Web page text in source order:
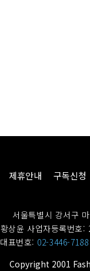
제휴안내 구독신청
서울특별시 강서구
상윤 사업자등록번호
대표번호: 02-3446-7188
Copyright 2001